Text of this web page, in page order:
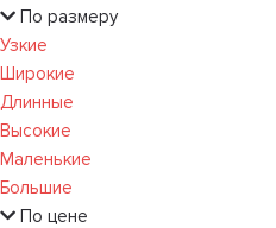
По размеру
Узкие
Широкие
Длинные
Высокие
Маленькие
Большие
По цене